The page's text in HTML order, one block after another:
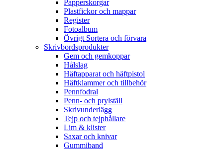
Papperskorgar
Plastfickor och mappar
Register
Fotoalbum
Övrigt Sortera och förvara
Skrivbordsprodukter
Gem och gemkoppar
Hålslag
Häftapparat och häftpistol
Häftklammer och tillbehör
Pennfodral
Penn- och prylställ
Skrivunderlägg
Tejp och tejphållare
Lim & klister
Saxar och knivar
Gummiband